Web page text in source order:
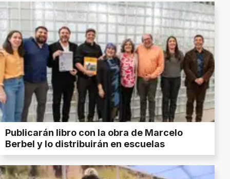
Publicarán libro con la obra de Marcelo
Berbel y lo distribuirán en escuelas